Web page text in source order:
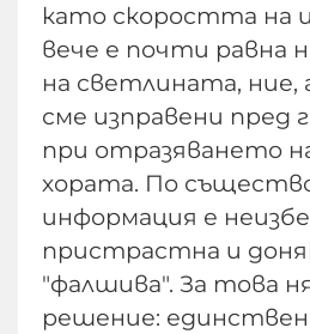
като скоростта на
вече е почти равна
на светлината,
сме изправени пред
при отразяването
хората. По
информация е
пристрастна и
"фалшива". За това
решение: